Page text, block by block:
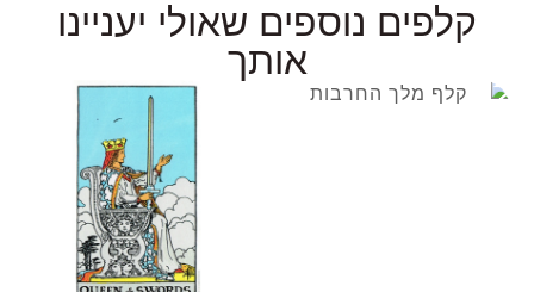
קלפים נוספים שאולי יעניינו
אותך